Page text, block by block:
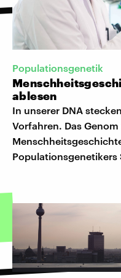
Populationsgenetik
ablesen
In unserer DNA
Vorfahren. Das
Populationsgenetikers